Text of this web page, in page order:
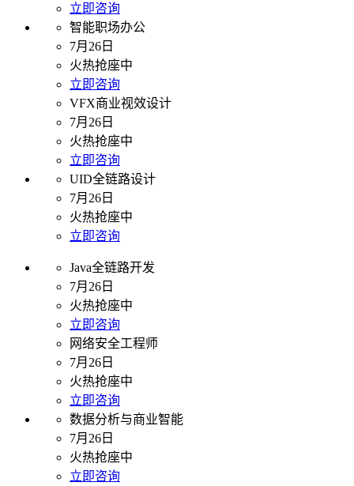
立即咨询
智能职场办公
7月26日
火热抢座中
立即咨询
VFX商业视效设计
7月26日
火热抢座中
立即咨询
UID全链路设计
7月26日
火热抢座中
立即咨询
Java全链路开发
7月26日
火热抢座中
立即咨询
网络安全工程师
7月26日
火热抢座中
立即咨询
数据分析与商业智能
7月26日
火热抢座中
立即咨询